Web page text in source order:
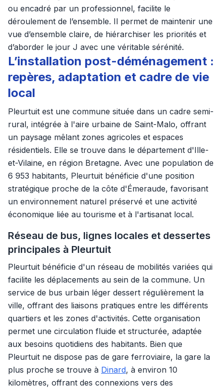
ou encadré par un professionnel, facilite le
déroulement de l’ensemble. Il permet de maintenir une
vue d’ensemble claire, de hiérarchiser les priorités et
d’aborder le jour J avec une véritable sérénité.
L’installation post-déménagement :
repères, adaptation et cadre de vie
local
Pleurtuit est une commune située dans un cadre semi-
rural, intégrée à l'aire urbaine de Saint-Malo, offrant
un paysage mêlant zones agricoles et espaces
résidentiels. Elle se trouve dans le département d'Ille-
et-Vilaine, en région Bretagne. Avec une population de
6 953 habitants, Pleurtuit bénéficie d'une position
stratégique proche de la côte d'Émeraude, favorisant
un environnement naturel préservé et une activité
économique liée au tourisme et à l'artisanat local.
Réseau de bus, lignes locales et dessertes
principales à Pleurtuit
Pleurtuit bénéficie d'un réseau de mobilités variées qui
facilite les déplacements au sein de la commune. Un
service de bus urbain léger dessert régulièrement la
ville, offrant des liaisons pratiques entre les différents
quartiers et les zones d'activités. Cette organisation
permet une circulation fluide et structurée, adaptée
aux besoins quotidiens des habitants. Bien que
Pleurtuit ne dispose pas de gare ferroviaire, la gare la
plus proche se trouve à Dinard, à environ 10
kilomètres, offrant des connexions vers des